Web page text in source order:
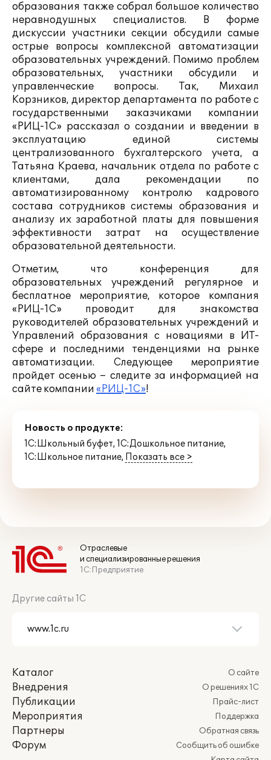
образования также собрал большое количество
неравнодушных специалистов. В форме
дискуссии участники секции обсудили самые
острые вопросы комплексной автоматизации
образовательных учреждений. Помимо проблем
образовательных, участники обсудили и
управленческие вопросы. Так, Михаил
Корзников, директор департамента по работе с
государственными заказчиками компании
«РИЦ-1С» рассказал о создании и введении в
эксплуатацию единой системы
централизованного бухгалтерского учета, а
Татьяна Краева, начальник отдела по работе с
клиентами, дала рекомендации по
автоматизированному контролю кадрового
состава сотрудников системы образования и
анализу их заработной платы для повышения
эффективности затрат на осуществление
образовательной деятельности.
Отметим, что конференция для
образовательных учреждений регулярное и
бесплатное мероприятие, которое компания
«РИЦ-1С» проводит для знакомства
руководителей образовательных учреждений и
Управлений образования с новациями в ИТ-
сфере и последними тенденциями на рынке
автоматизации. Следующее мероприятие
пройдет осенью – следите за информацией на
сайте компании «РИЦ-1С»!
Новость о продукте:
1С:Школьный буфет,1С:Дошкольное питание,
1С:Школьное питание, Показать все >
Отраслевые
и специализированные решения
1С:Предприятие
Другие сайты 1С
Каталог
Внедрения
Публикации
Мероприятия
Партнеры
Форум
О сайте
О решениях 1С
Прайс-лист
Поддержка
Обратная связь
Сообщить об ошибке